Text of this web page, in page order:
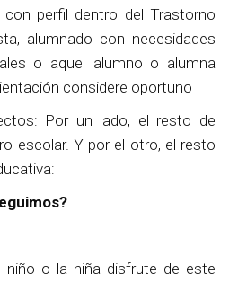
con perfil dentro del Trastorno
alumnado con necesidades
o aquel alumno o alumna
considere oportuno
Por un lado, el resto de
escolar. Y por el otro, el resto
niño o la niña disfrute de este